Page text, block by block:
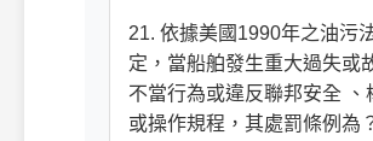
21. 依據美國1990年之油污
定，當船舶發生重大過失或
不當行為或違反聯邦安全 、
或操作規程，其處罰條例為